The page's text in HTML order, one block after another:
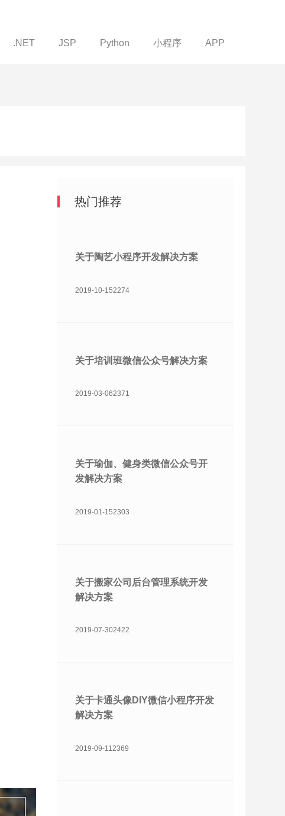
.NET JSP Python 小程序 APP
热门推荐
关于陶艺小程序开发解决方案
2019-10-152274
关于培训班微信公众号解决方案
2019-03-062371
关于瑜伽、健身类微信公众号开
发解决方案
2019-01-152303
关于搬家公司后台管理系统开发
解决方案
2019-07-302422
关于卡通头像DIY微信小程序开发
解决方案
2019-09-11 2369